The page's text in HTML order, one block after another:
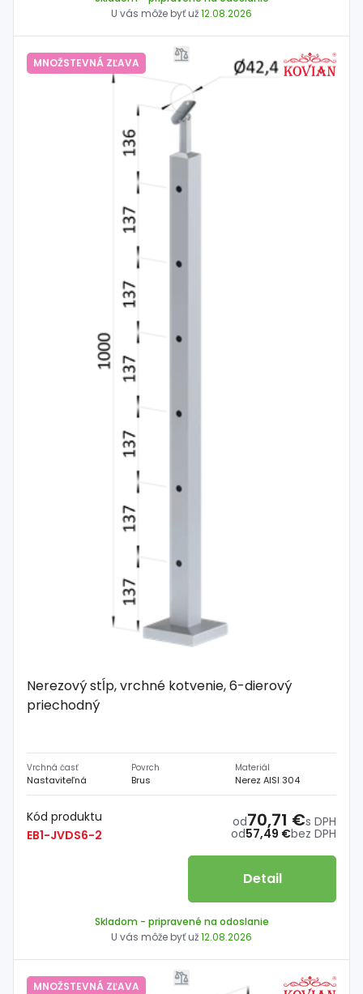
U vás môže byť už12.08.2026
MNOŽSTEVNÁ ZĽAVA
Nerezový stĺp, vrchné kotvenie, 6-dierový
priechodný
Vrchná časť
Nastaviteľná
Povrch
Brus
Materiál
Nerez AISI 304
Kód produktu
EB1-JVDS6-2
od57,49 €bez DPH
od70,71 €s DPH
Detail
Skladom - pripravené na odoslanie
U vás môže byť už12.08.2026
MNOŽSTEVNÁ ZĽAVA